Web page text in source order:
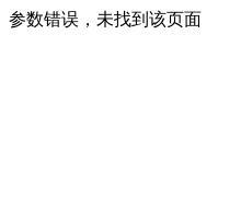
参数错误，未找到该页面